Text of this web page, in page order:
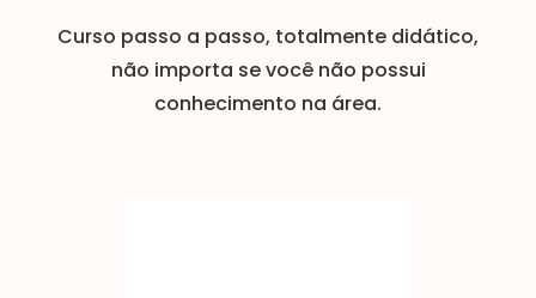
Curso passo a passo, totalmente didático,
não importa se você não possui
conhecimento na área.